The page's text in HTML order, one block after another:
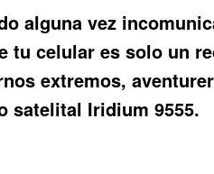
alguna vez
tu celular es solo un
extremos,
satelital Iridium 9555.